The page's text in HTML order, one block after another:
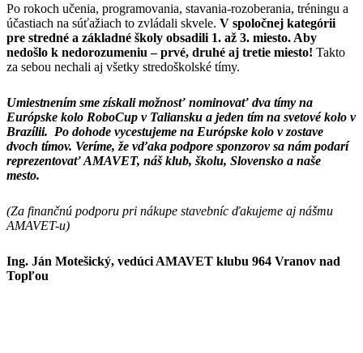
Po rokoch učenia, programovania, stavania-rozoberania, tréningu a
účastiach na súťažiach to zvládali skvele. V spoločnej kategórii
pre stredné a základné školy obsadili 1. až 3. miesto. Aby
nedošlo k nedorozumeniu – prvé, druhé aj tretie miesto! Takto
za sebou nechali aj všetky stredoškolské tímy.
Umiestnením sme získali možnosť nominovať dva tímy na
Európske kolo RoboCup v Taliansku a jeden tím na svetové kolo v
Brazílii. Po dohode vycestujeme na Európske kolo v zostave
dvoch tímov. Veríme, že vďaka podpore sponzorov sa nám podarí
reprezentovať AMAVET, náš klub, školu, Slovensko a naše
mesto.
(Za finančnú podporu pri nákupe stavebníc ďakujeme aj nášmu
AMAVET-u)
Ing. Ján Motešický, vedúci AMAVET klubu 964 Vranov nad
Topľou